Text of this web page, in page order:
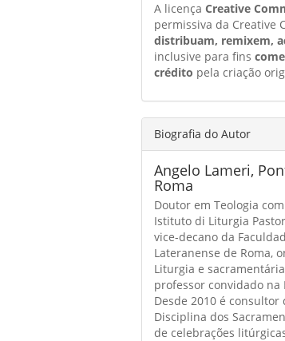
A licençaCreative
permissiva da Creative
distribuam, remixem,
inclusive para fins
crédito pela criação
Biografia do Autor
Angelo Lameri,
Roma
Doutor em Teologia
Istituto di Liturgia
vice-decano da
Lateranense de Roma,
Liturgia e
professor convidado na
Desde 2010 é consultor
Disciplina dos
de celebrações